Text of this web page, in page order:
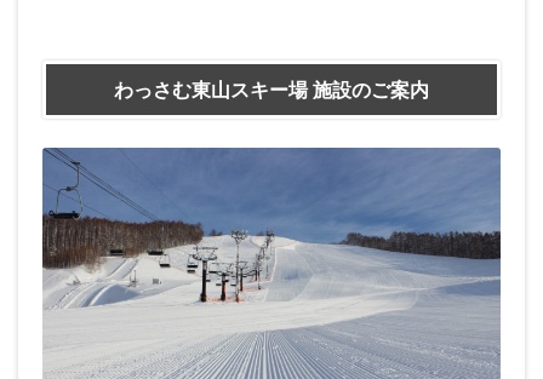
わっさむ東山スキー場 施設のご案内